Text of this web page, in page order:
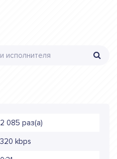
2 085 раз(а)
320 kbps